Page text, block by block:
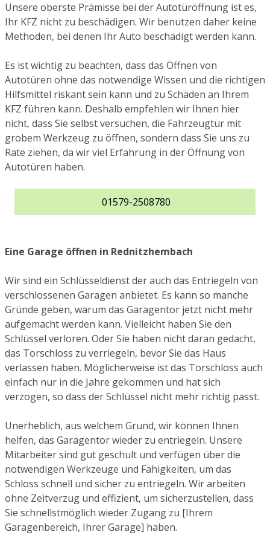
Unsere oberste Prämisse bei der Autotüröffnung ist es,
Ihr KFZ nicht zu beschädigen. Wir benutzen daher keine
Methoden, bei denen Ihr Auto beschädigt werden kann.
Es ist wichtig zu beachten, dass das Öffnen von
Autotüren ohne das notwendige Wissen und die richtigen
Hilfsmittel riskant sein kann und zu Schäden an Ihrem
KFZ führen kann. Deshalb empfehlen wir Ihnen hier
nicht, dass Sie selbst versuchen, die Fahrzeugtür mit
grobem Werkzeug zu öffnen, sondern dass Sie uns zu
Rate ziehen, da wir viel Erfahrung in der Öffnung von
Autotüren haben.
01579-2508780
Eine Garage öffnen in Rednitzhembach
Wir sind ein Schlüsseldienst der auch das Entriegeln von
verschlossenen Garagen anbietet. Es kann so manche
Gründe geben, warum das Garagentor jetzt nicht mehr
aufgemacht werden kann. Vielleicht haben Sie den
Schlüssel verloren. Oder Sie haben nicht daran gedacht,
das Torschloss zu verriegeln, bevor Sie das Haus
verlassen haben. Möglicherweise ist das Torschloss auch
einfach nur in die Jahre gekommen und hat sich
verzogen, so dass der Schlüssel nicht mehr richtig passt.
Unerheblich, aus welchem Grund, wir können Ihnen
helfen, das Garagentor wieder zu entriegeln. Unsere
Mitarbeiter sind gut geschult und verfügen über die
notwendigen Werkzeuge und Fähigkeiten, um das
Schloss schnell und sicher zu entriegeln. Wir arbeiten
ohne Zeitverzug und effizient, um sicherzustellen, dass
Sie schnellstmöglich wieder Zugang zu [Ihrem
Garagenbereich, Ihrer Garage] haben.